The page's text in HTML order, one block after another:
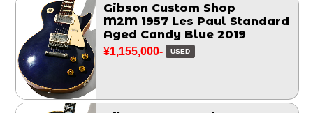
Gibson Custom Shop
M2M 1957 Les Paul Standard
Aged Candy Blue 2019
¥1,155,000- USED